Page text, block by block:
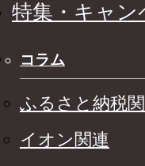
特集・キャン
コラム
ふるさと納税
イオン関連